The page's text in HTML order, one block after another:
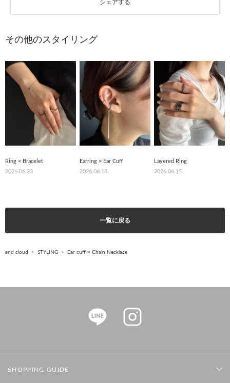
シェアする
その他のスタイリング
Ring × Bracelet
2026.06.23
Earring × Ear Cuff
2026.06.18
Layered Ring
2026.06.15
一覧に戻る
and cloud STYLING Ear cuff × Chain Necklace
SHOPPING GUIDE